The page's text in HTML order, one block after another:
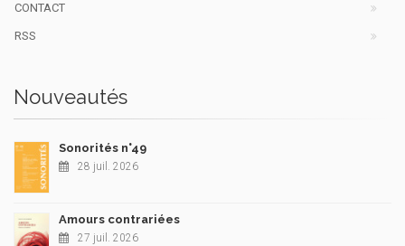
CONTACT
RSS
Nouveautés
Sonorités n°49
28 juil. 2026
Amours contrariées
27 juil. 2026